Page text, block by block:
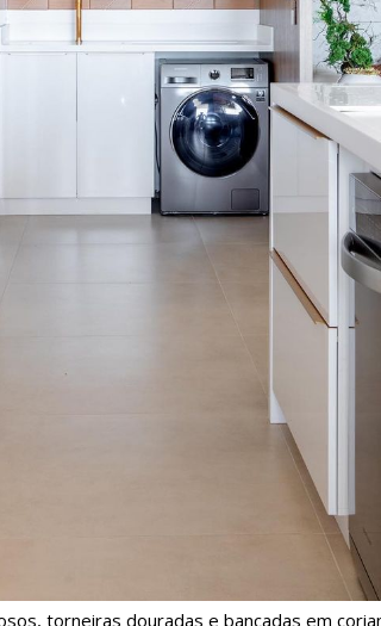
torneiras douradas e bancadas em